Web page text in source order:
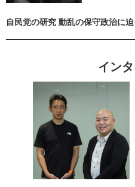
自民党の研究 動乱の保守政治に迫
イン